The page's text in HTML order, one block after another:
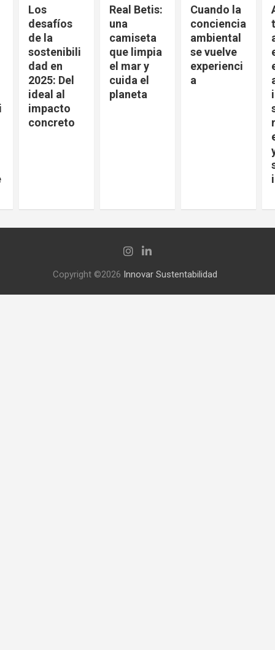
Los
desafíos
de la
sostenibili
dad en
2025: Del
ideal al
impacto
concreto
Real Betis:
una
camiseta
que limpia
el mar y
cuida el
planeta
Cuando la
conciencia
ambiental
se vuelve
experienci
a
Copyright ©2026 Innovar Sustentabilidad